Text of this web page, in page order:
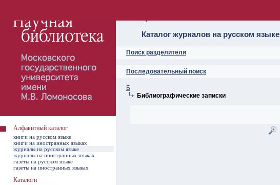
Каталог журналов на русском языке
Поиск разделителя
Последовательный поиск
Б
Библиографические записки
Алфавитный каталог
книги на русском языке
книги на иностранных языках
журналы на русском языке
журналы на иностранных языках
газеты на русском языке
газеты на иностранных языках
Каталоги